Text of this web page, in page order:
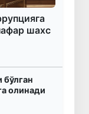
шахс
олинади